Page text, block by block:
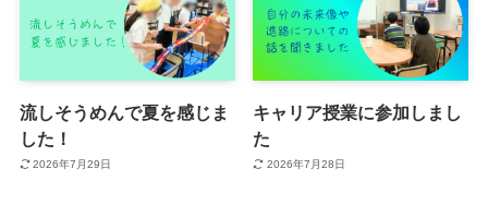
流しそうめんで夏を感じま
した！
2026年7月29日
キャリア授業に参加しまし
た
2026年7月28日